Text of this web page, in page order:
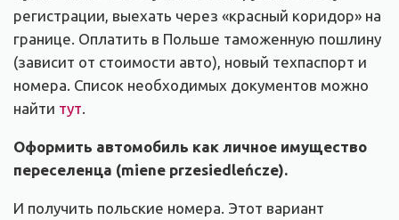
регистрации, выехать через «красный коридор» на
границе. Оплатить в Польше таможенную пошлину
(зависит от стоимости авто), новый техпаспорт и
номера. Список необходимых документов можно
найти тут.
Оформить автомобиль как личное имущество
переселенца (miene przesiedleńcze).
И получить польские номера. Этот вариант